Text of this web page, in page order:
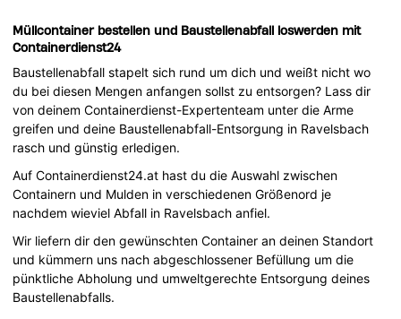
Müllcontainer bestellen und Baustellenabfall loswerden mit
Containerdienst24
Baustellenabfall stapelt sich rund um dich und weißt nicht wo
du bei diesen Mengen anfangen sollst zu entsorgen? Lass dir
von deinem Containerdienst-Expertenteam unter die Arme
greifen und deine Baustellenabfall-Entsorgung in Ravelsbach
rasch und günstig erledigen.
Auf Containerdienst24.at hast du die Auswahl zwischen
Containern und Mulden in verschiedenen Größenord je
nachdem wieviel Abfall in Ravelsbach anfiel.
Wir liefern dir den gewünschten Container an deinen Standort
und kümmern uns nach abgeschlossener Befüllung um die
pünktliche Abholung und umweltgerechte Entsorgung deines
Baustellenabfalls.